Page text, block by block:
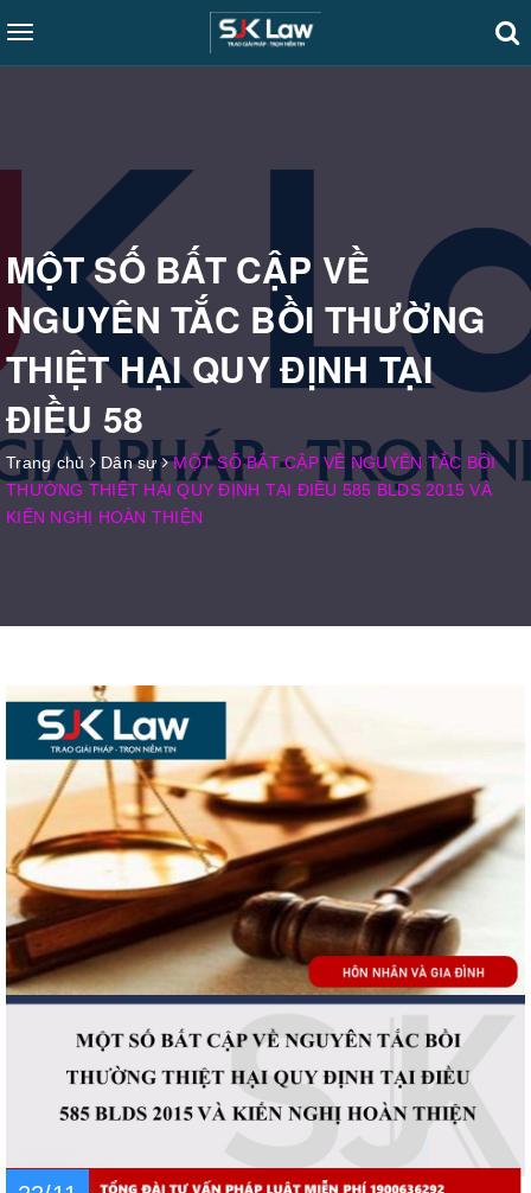
Toggle
navigation
MỘT SỐ BẤT CẬP VỀ
NGUYÊN TẮC BỒI THƯỜNG
THIỆT HẠI QUY ĐỊNH TẠI
ĐIỀU 58
Trang chủ Dân sự
MỘT SỐ BẤT CẬP VỀ NGUYÊN TẮC BỒI
THƯỜNG THIỆT HẠI QUY ĐỊNH TẠI ĐIỀU 585 BLDS 2015 VÀ
KIẾN NGHỊ HOÀN THIỆN